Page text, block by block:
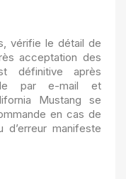
vérifie le détail de
acceptation des
définitive après
par e-mail et
Mustang se
en cas de
d’erreur manifeste